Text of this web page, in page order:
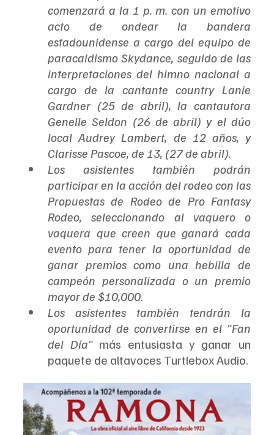
comenzará a la 1 p. m. con un emotivo
acto de ondear la bandera
estadounidense a cargo del equipo de
paracaidismo Skydance, seguido de las
interpretaciones del himno nacional a
cargo de la cantante country Lanie
Gardner (25 de abril), la cantautora
Genelle Seldon (26 de abril) y el dúo
local Audrey Lambert, de 12 años, y
Clarisse Pascoe, de 13, (27 de abril).
Los asistentes también podrán
participar en la acción del rodeo con las
Propuestas de Rodeo de Pro Fantasy
Rodeo, seleccionando al vaquero o
vaquera que creen que ganará cada
evento para tener la oportunidad de
ganar premios como una hebilla de
campeón personalizada o un premio
mayor de $10,000.
Los asistentes también tendrán la
oportunidad de convertirse en el "Fan
del Día" más entusiasta y ganar un
paquete de altavoces Turtlebox Audio.